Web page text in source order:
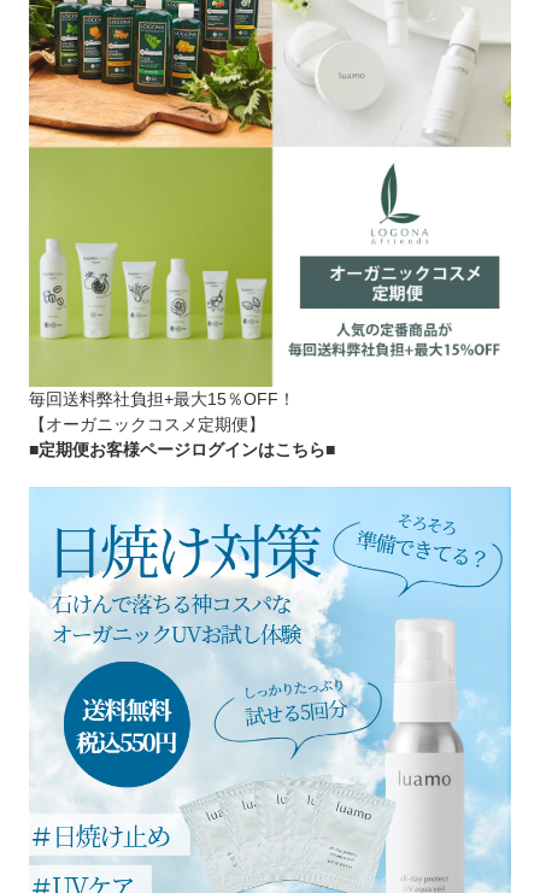
毎回送料弊社負担+最大15％OFF！
【オーガニックコスメ定期便】
■定期便お客様ページログインはこちら■